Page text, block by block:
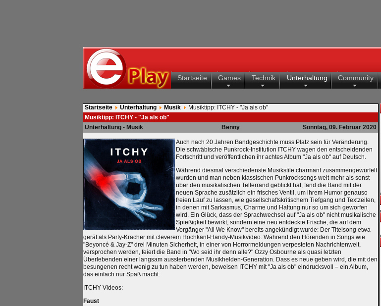
Startseite Games Technik Unterhaltung Community
Startseite Unterhaltung Musik
Musiktipp: ITCHY - "Ja als ob"
Musiktipp: ITCHY - "Ja als ob"
Unterhaltung - Musik
Benny Sonntag, 09. Februar 2020
Auch nach 20 Jahren Bandgeschichte muss Platz sein für Veränderung.
Die schwäbische Punkrock-Institution ITCHY wagen den entscheidenden
Fortschritt und veröffentlichen ihr achtes Album "Ja als ob" auf Deutsch.
Während diesmal verschiedenste Musikstile charmant zusammengewürfelt
wurden und man neben klassischen Punkrocksongs weit mehr als sonst
über den musikalischen Tellerrand geblickt hat, fand die Band mit der
neuen Sprache zusätzlich ein frisches Ventil, um ihrem Humor genauso
freien Lauf zu lassen, wie gesellschaftskritischem Tiefgang und Textzeilen,
in denen mit Sarkasmus, Charme und Haltung nur so um sich geworfen
wird. Ein Glück, dass der Sprachwechsel auf "Ja als ob" nicht musikalische
Spießigkeit bewirkt, sondern eine neu entdeckte Frische, die auf dem
Vorgänger "All We Know" bereits angekündigt wurde: Der Titelsong etwa
gerät als Party-Kracher mit cleverem Hochkant-Handy-Musikvideo. Während den Hörenden in Songs wie
"Beyoncé & Jay-Z" drei Minuten Sicherheit, in einer von Horrormeldungen verpesteten Nachrichtenwelt,
versprochen werden, feiert die Band in "Wo seid ihr denn alle?" Ozzy Osbourne als quasi letzten
Überlebenden einer langsam aussterbenden Musikhelden-Generation. Dass es neue geben wird, die mit den
besungenen recht wenig zu tun haben werden, beweisen ITCHY mit "Ja als ob" eindrucksvoll – ein Album,
das einfach nur Spaß macht.
ITCHY Videos:
Faust